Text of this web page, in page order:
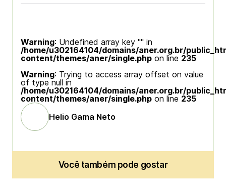
Warning: Undefined array key "" in
/home/u302164104/domains/aner.org.br/
content/themes/aner/single.php on line 235
Warning: Trying to access array offset on value
of type null in
/home/u302164104/domains/aner.org.br/
content/themes/aner/single.php on line 235
Helio Gama Neto
Você também pode gostar